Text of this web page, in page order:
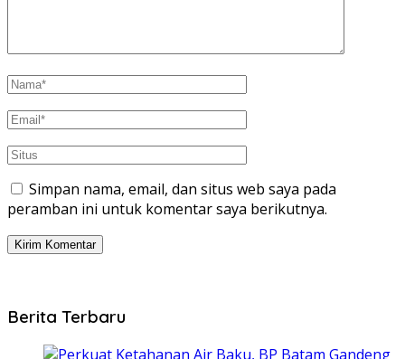
Simpan nama, email, dan situs web saya pada
peramban ini untuk komentar saya berikutnya.
Berita Terbaru